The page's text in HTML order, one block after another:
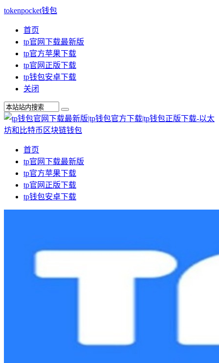
tokenpocket钱包
首页
tp官网下载最新版
tp官方苹果下载
tp官网正版下载
tp钱包安卓下载
关闭
首页
tp官网下载最新版
tp官方苹果下载
tp官网正版下载
tp钱包安卓下载